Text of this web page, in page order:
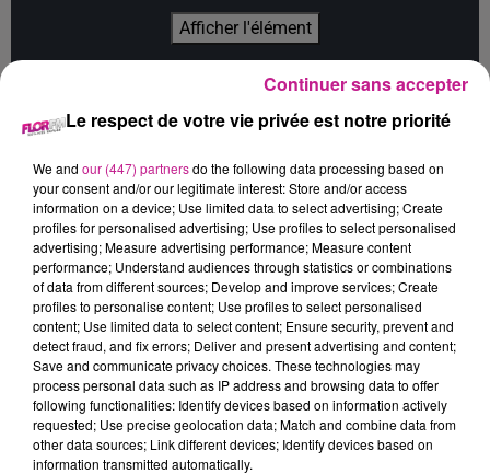
Afficher l'élément
marginaux favorite a quelque peu changé. Peter Quill, qui
équipe pour défendre l’univers et protéger l’un des siens. En
cas d’échec, cette mission pourrait bien marquer la fin des
Gardiens tels que nous les connaissons.
Cet élément est masqué compte-tenu du refus du
dépôt de cookies que vous avez exprimé. Si vous
souhaitez l'afficher, merci de nous donner votre accord
en cliquant sur le bouton ci-dessous.
Afficher l'élément
Le respect de votre vie privée est notre priorité
We and our (447) partnersdo the following data processing based on
your consent and/or our legitimate interest: Store and/or access
information on a device; Use limited data to select advertising; Create
profiles for personalised advertising; Use profiles to select personalised
advertising; Measure advertising performance; Measure content
performance; Understand audiences through statistics or combinations
of data from different sources; Develop and improve services; Create
profiles to personalise content; Use profiles to select personalised
content; Use limited data to select content; Ensure security, prevent and
detect fraud, and fix errors; Deliver and present advertising and content;
Save and communicate privacy choices. These technologies may
process personal data such as IP address and browsing data to offer
following functionalities: Identify devices based on information actively
requested; Use precise geolocation data; Match and combine data from
other data sources; Link different devices; Identify devices based on
information transmitted automatically.
Continuer sans accepter